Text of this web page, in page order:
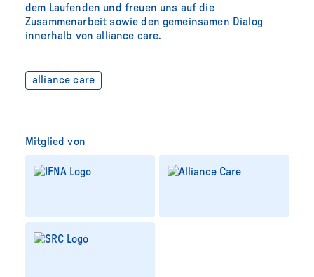
dem Laufenden und freuen uns auf die
Zusammenarbeit sowie den gemeinsamen Dialog
innerhalb von alliance care.
alliance care
Mitglied von